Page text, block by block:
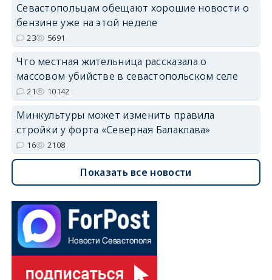
Севастопольцам обещают хорошие новости о
бензине уже на этой неделе
23 5691
Что местная жительница рассказала о
массовом убийстве в севастопольском селе
21 10142
Минкультуры может изменить правила
стройки у форта «Северная Балаклава»
16 2108
Показать все новости